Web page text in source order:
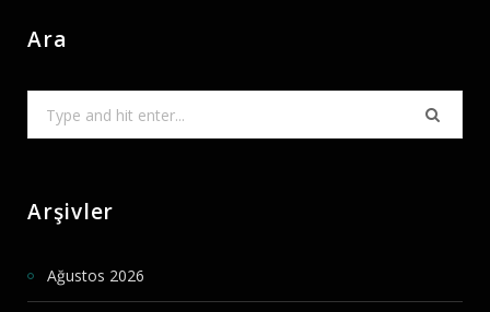
Ara
Arşivler
Ağustos 2026